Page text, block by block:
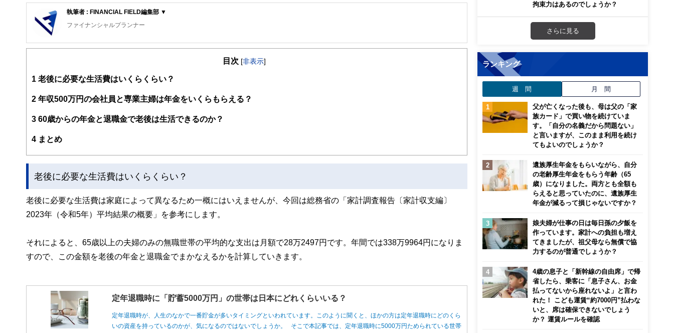
執筆者 : FINANCIAL FIELD編集部 ▼
ファイナンシャルプランナー
FinancialField編集部は、金融、経済に関する記事を、日々の暮らしにどのような影響を与えるかという視点で、お金の知識がない方でも理解でき
案から記事掲載まですべての工程に関わることで、読者目線のコンテンツを追求しています。
FinancialFieldの特徴は、ファイナンシャルプランナー、弁護士、税理士、宅地建物取引士、相続診断士、住宅ローンアドバイザー、DCプランナ
ー、公認会計士、社会保険労務士、行政書士、投資アナリスト、キャリアコンサルタントなど150名以上の有資格者を執筆者・監修者として迎
私たちは、快適でより良い生活のアイデアを提供するお金のコンシェルジュを目指します。
目次 [非表示]
1 老後に必要な生活費はいくらくらい？
2 年収500万円の会社員と専業主婦は年金をいくらもらえる？
3 60歳からの年金と退職金で老後は生活できるのか？
4 まとめ
老後に必要な生活費はいくらくらい？
老後に必要な生活費は家庭によって異なるため一概にはいえませんが、今回は総務省の「家計調査報告〔家計収支編〕
2023年（令和5年）平均結果の概要」を参考にします。
それによると、65歳以上の夫婦のみの無職世帯の平均的な支出は月額で28万2497円です。年間では338万9964円になりま
すので、この金額を老後の年金と退職金でまかなえるかを計算していきます。
定年退職時に「貯蓄5000万円」の世帯は日本にどれくらいいる？
定年退職時が、人生のなかで一番貯金が多いタイミングといわれています。このように聞くと、ほかの方は定年退職時にどのくら
いの資産を持っているのかが、気になるのではないでしょうか。 そこで本記事では、定年退職時に5000万円ためられている世帯
拘束力はあるのでしょうか？
さらに見る
ランキング
週 間 月 間
父が亡くなった後も、母は父の「家
族カード」で買い物を続けていま
す。「自分の名義だから問題ない」
と言いますが、このまま利用を続け
てもよいのでしょうか？
遺族厚生年金をもらいながら、自分
の老齢厚生年金をもらう年齢（65
歳）になりました。両方とも全額も
らえると思っていたのに、遺族厚生
年金が減るって損じゃないですか？
娘夫婦が仕事の日は毎日孫の夕飯を
作っています。家計への負担も増え
てきましたが、祖父母なら無償で協
力するのが普通でしょうか？
4歳の息子と「新幹線の自由席」で帰
省したら、乗客に「息子さん、お金
払ってないから座れないよ」と言わ
れた！ こども運賃“約7000円”払わな
いと、席は確保できないでしょう
か？ 運賃ルールを確認